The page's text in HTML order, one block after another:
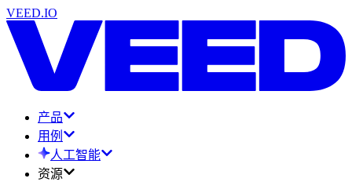
VEED.IO
产品
用例
人工智能
资源